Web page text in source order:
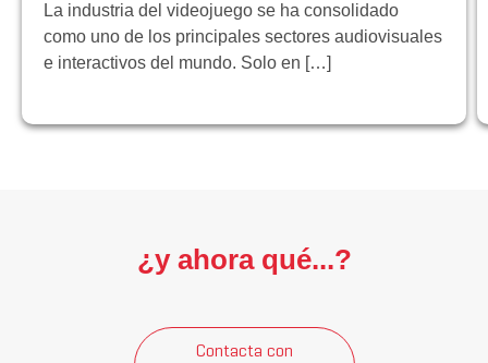
La industria del videojuego se ha consolidado
como uno de los principales sectores audiovisuales
e interactivos del mundo. Solo en […]
¿y ahora qué...?
Contacta con